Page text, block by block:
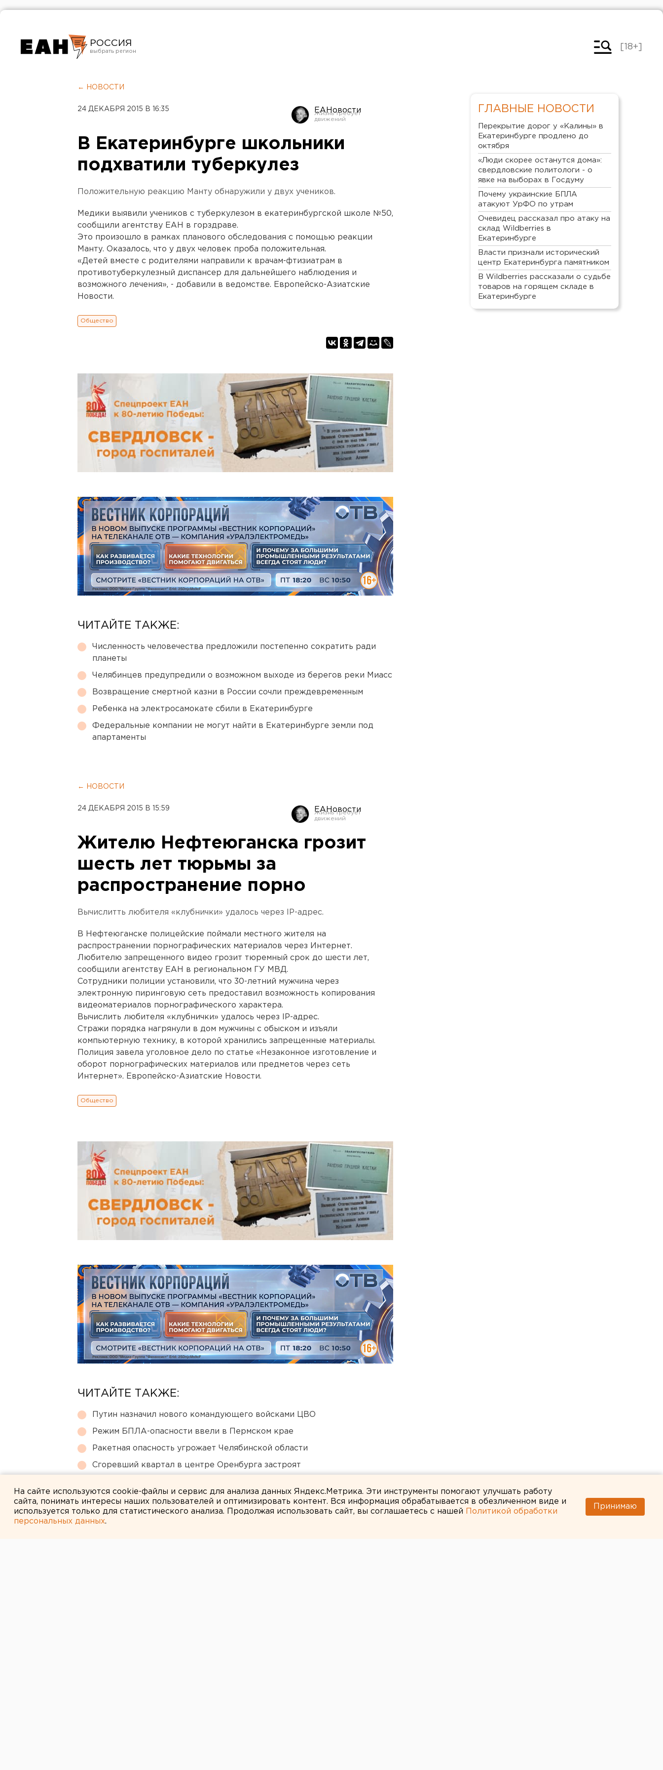
РОССИЯ
Челябинск
[18+]
← НОВОСТИ
24 ДЕКАБРЯ 2015 В 16:35 ЕАНовости
В Екатеринбурге школьники
подхватили туберкулез
Положительную реакцию Манту обнаружили у двух учеников.
Медики выявили учеников с туберкулезом в екатеринбургской школе №50,
сообщили агентству ЕАН в горздраве.
Это произошло в рамках планового обследования с помощью реакции
Манту. Оказалось, что у двух человек проба положительная.
«Детей вместе с родителями направили к врачам-фтизиатрам в
противотуберкулезный диспансер для дальнейшего наблюдения и
возможного лечения», - добавили в ведомстве. Европейско-Азиатские
Новости.
Общество
ЧИТАЙТЕ ТАКЖЕ:
Численность человечества предложили постепенно сократить ради
планеты
Челябинцев предупредили о возможном выходе из берегов реки Миасс
Возвращение смертной казни в России сочли преждевременным
Ребенка на электросамокате сбили в Екатеринбурге
Федеральные компании не могут найти в Екатеринбурге земли под
апартаменты
← НОВОСТИ
24 ДЕКАБРЯ 2015 В 15:59 ЕАНовости
Жителю Нефтеюганска грозит
шесть лет тюрьмы за
распространение порно
Вычислитть любителя «клубнички» удалось через IP-адрес.
В Нефтеюганске полицейские поймали местного жителя на
распространении порнографических материалов через Интернет.
Любителю запрещенного видео грозит тюремный срок до шести лет,
сообщили агентству ЕАН в региональном ГУ МВД.
Сотрудники полиции установили, что 30-летний мужчина через
электронную пиринговую сеть предоставил возможность копирования
видеоматериалов порнографического характера.
Вычислить любителя «клубнички» удалось через IP-адрес.
Стражи порядка нагрянули в дом мужчины с обыском и изъяли
компьютерную технику, в которой хранились запрещенные материалы.
Полиция завела уголовное дело по статье «Незаконное изготовление и
оборот порнографических материалов или предметов через сеть
Интернет». Европейско-Азиатские Новости.
Общество
ЧИТАЙТЕ ТАКЖЕ:
Путин назначил нового командующего войсками ЦВО
Режим БПЛА-опасности ввели в Пермском крае
Ракетная опасность угрожает Челябинской области
Сгоревший квартал в центре Оренбурга застроят
ГЛАВНЫЕ НОВОСТИ
Перекрытие дорог у «Калины» в
Екатеринбурге продлено до
октября
«Люди скорее останутся дома»:
свердловские политологи - о
явке на выборах в Госдуму
Почему украинские БПЛА
атакуют УрФО по утрам
Очевидец рассказал про атаку на
склад Wildberries в
Екатеринбурге
Власти признали исторический
центр Екатеринбурга памятником
В Wildberries рассказали о судьбе
товаров на горящем складе в
Екатеринбурге
На сайте используются cookie-файлы и сервис для анализа данных Яндекс.Метрика. Эти инструменты помогают улучшать работу
сайта, понимать интересы наших пользователей и оптимизировать контент. Вся информация обрабатывается в обезличенном виде и
используется только для статистического анализа. Продолжая использовать сайт, вы соглашаетесь с нашей
Политикой обработки
персональных данных.
Принимаю